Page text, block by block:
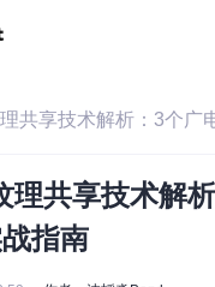
共享技术解析：3个广
理共享技术解
指南